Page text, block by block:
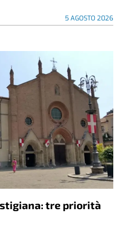
5 AGOSTO 2026
tre priorità